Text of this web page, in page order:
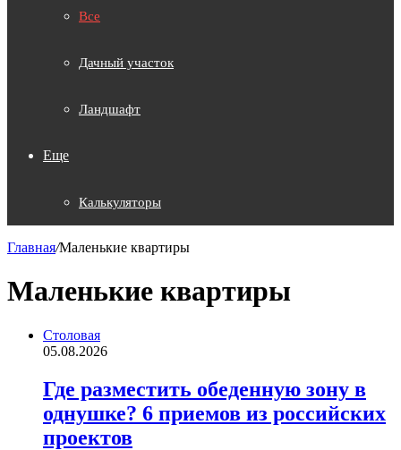
Все
Дачный участок
Ландшафт
Еще
Калькуляторы
Главная/Маленькие квартиры
Маленькие квартиры
Столовая
05.08.2026
Где разместить обеденную зону в
однушке? 6 приемов из российских
проектов